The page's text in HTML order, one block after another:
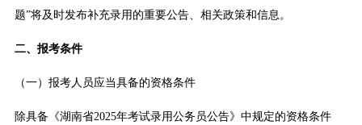
题”将及时发布补充录用的重要公告、相关政策和信息。
二、报考条件
（一）报考人员应当具备的资格条件
除具备《湖南省2025年考试录用公务员公告》中规定的资格条件